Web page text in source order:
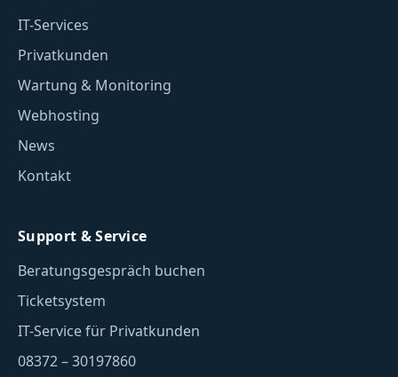
IT-Services
Privatkunden
Wartung & Monitoring
Webhosting
News
Kontakt
Support & Service
Beratungsgespräch buchen
Ticketsystem
IT-Service für Privatkunden
08372 – 30197860